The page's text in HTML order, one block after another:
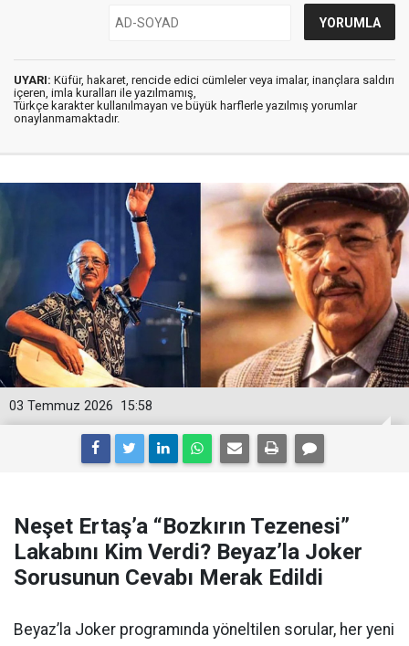
UYARI: Küfür, hakaret, rencide edici cümleler veya imalar, inançlara saldırı
içeren, imla kuralları ile yazılmamış,
Türkçe karakter kullanılmayan ve büyük harflerle yazılmış yorumlar
onaylanmamaktadır.
15:58
03 Temmuz 2026
Neşet Ertaş’a “Bozkırın Tezenesi”
Lakabını Kim Verdi? Beyaz’la Joker
Sorusunun Cevabı Merak Edildi
Beyaz’la Joker programında yöneltilen sorular, her yeni